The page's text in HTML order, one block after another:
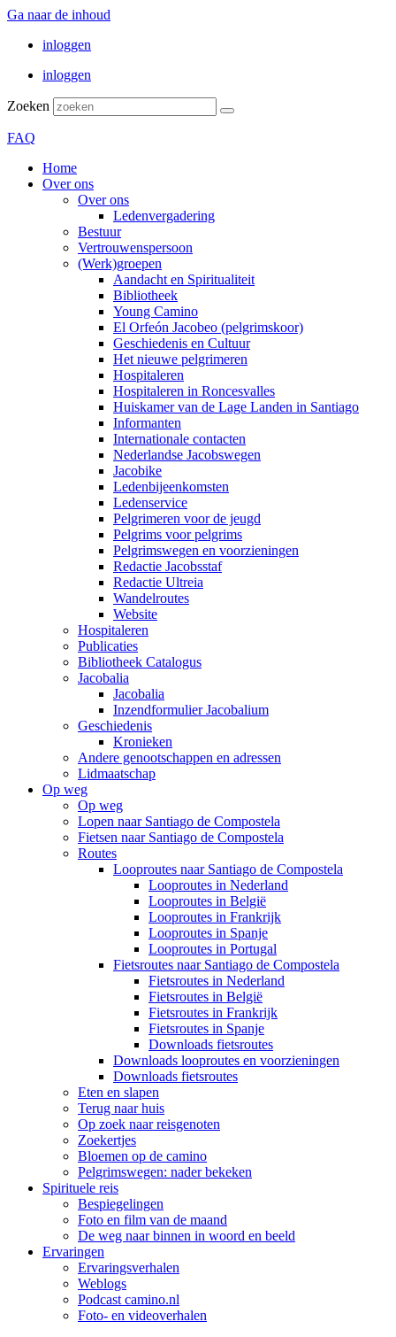
Ga naar de inhoud
inloggen
inloggen
Zoeken
FAQ
Home
Over ons
Over ons
Ledenvergadering
Bestuur
Vertrouwenspersoon
(Werk)groepen
Aandacht en Spiritualiteit
Bibliotheek
Young Camino
El Orfeón Jacobeo (pelgrimskoor)
Geschiedenis en Cultuur
Het nieuwe pelgrimeren
Hospitaleren
Hospitaleren in Roncesvalles
Huiskamer van de Lage Landen in Santiago
Informanten
Internationale contacten
Nederlandse Jacobswegen
Jacobike
Ledenbijeenkomsten
Ledenservice
Pelgrimeren voor de jeugd
Pelgrims voor pelgrims
Pelgrimswegen en voorzieningen
Redactie Jacobsstaf
Redactie Ultreia
Wandelroutes
Website
Hospitaleren
Publicaties
Bibliotheek Catalogus
Jacobalia
Jacobalia
Inzendformulier Jacobalium
Geschiedenis
Kronieken
Andere genootschappen en adressen
Lidmaatschap
Op weg
Op weg
Lopen naar Santiago de Compostela
Fietsen naar Santiago de Compostela
Routes
Looproutes naar Santiago de Compostela
Looproutes in Nederland
Looproutes in België
Looproutes in Frankrijk
Looproutes in Spanje
Looproutes in Portugal
Fietsroutes naar Santiago de Compostela
Fietsroutes in Nederland
Fietsroutes in België
Fietsroutes in Frankrijk
Fietsroutes in Spanje
Downloads fietsroutes
Downloads looproutes en voorzieningen
Downloads fietsroutes
Eten en slapen
Terug naar huis
Op zoek naar reisgenoten
Zoekertjes
Bloemen op de camino
Pelgrimswegen: nader bekeken
Spirituele reis
Bespiegelingen
Foto en film van de maand
De weg naar binnen in woord en beeld
Ervaringen
Ervaringsverhalen
Weblogs
Podcast camino.nl
Foto- en videoverhalen